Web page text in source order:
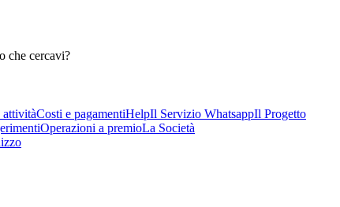
che cercavi?
attivitàCosti e pagamentiHelpIl Servizio WhatsappIl Progetto
Operazioni a premioLa Società